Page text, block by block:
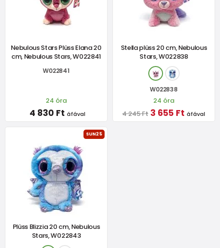
Nebulous Stars Plüss Elana 20
cm, Nebulous Stars, W022841
W022841
24 óra
4 830 Ft áfával
Stella plüss 20 cm, Nebulous
Stars, W022838
W022838
24 óra
4 245 Ft 3 655 Ft áfával
SUN25
Plüss Blizzia 20 cm, Nebulous
Stars, W022843